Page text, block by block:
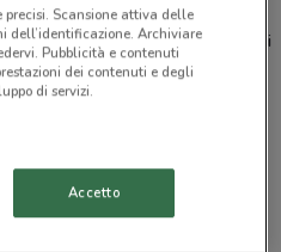
parte nord della città. Prima di
online Unieuro e pianifica i tuoi
percorrendo la Strada
di un ampio parcheggio
pubblici ricordati di
piano per i grandi
mese decine di offerte su
Scansione attiva delle
dell’identificazione. Archiviare
Pubblicità e contenuti
dei contenuti e degli
di servizi.
Accetto